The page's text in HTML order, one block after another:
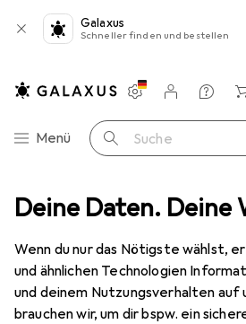
Deine Daten. Deine
Wenn du nur das Nötigste wählst,
und ähnlichen Technologien
und deinem Nutzungsverhalten
brauchen wir, um dir bspw. ein
Galaxus
Schneller finden und bestellen
Navigation nach Kategorien
Menü Suche
Einstellungen
Kundenkonto
Vergleichslisten
Merklisten
Warenkorb
Trefl Premium Puzzle 500 Teile -
EUR
9,98 bei 3 Stück
Trefl
Premium
London sonnig
500 Teile